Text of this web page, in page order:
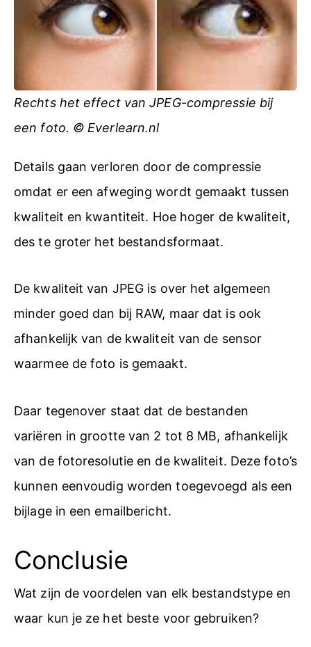
Rechts het effect van JPEG-compressie bij
een foto. © Everlearn.nl
Details gaan verloren door de compressie
omdat er een afweging wordt gemaakt tussen
kwaliteit en kwantiteit. Hoe hoger de kwaliteit,
des te groter het bestandsformaat.
De kwaliteit van JPEG is over het algemeen
minder goed dan bij RAW, maar dat is ook
afhankelijk van de kwaliteit van de sensor
waarmee de foto is gemaakt.
Daar tegenover staat dat de bestanden
variëren in grootte van 2 tot 8 MB, afhankelijk
van de fotoresolutie en de kwaliteit. Deze foto’s
kunnen eenvoudig worden toegevoegd als een
bijlage in een emailbericht.
Conclusie
Wat zijn de voordelen van elk bestandstype en
waar kun je ze het beste voor gebruiken?